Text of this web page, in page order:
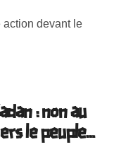
: non au
le peuple